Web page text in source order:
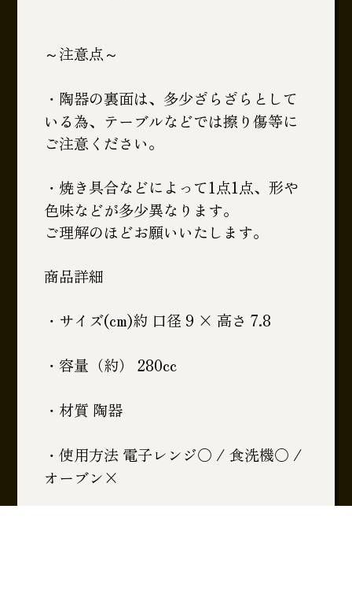
～注意点～
・陶器の裏面は、多少ざらざらとして
いる為、テーブルなどでは擦り傷等に
ご注意ください。
・焼き具合などによって1点1点、形や
色味などが多少異なります。
ご理解のほどお願いいたします。
商品詳細
・サイズ(cm)約 口径 9 × 高さ 7.8
・容量（約） 280cc
・材質 陶器
・使用方法 電子レンジ〇 / 食洗機〇 /
オーブン×